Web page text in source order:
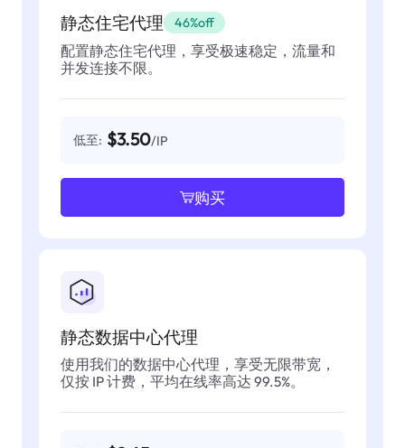
静态住宅代理 46%off
配置静态住宅代理，享受极速稳定，流量和
并发连接不限。
低至: $3.50/IP
购买
静态数据中心代理
使用我们的数据中心代理，享受无限带宽，
仅按 IP 计费，平均在线率高达 99.5%。